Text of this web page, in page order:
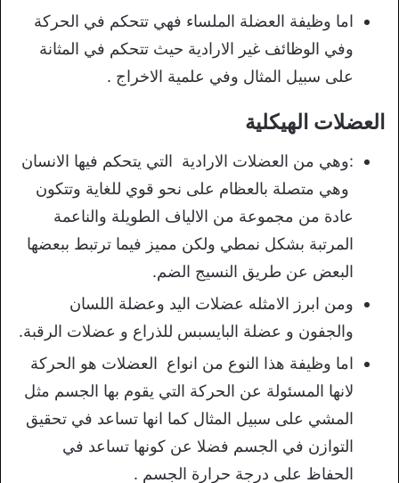
اما وظيفة العضلة الملساء فهي تتحكم في الحركة
وفي الوظائف غير الارادية حيث تتحكم في المثانة
على سبيل المثال وفي علمية الاخراج .
العضلات الهيكلية
:وهي من العضلات الارادية التي يتحكم فيها الانسان
وهي متصلة بالعظام على نحو قوي للغاية وتتكون
عادة من مجموعة من الالياف الطويلة والناعمة
المرتبة بشكل نمطي ولكن مميز فيما ترتبط ببعضها
البعض عن طريق النسيج الضم.
ومن ابرز الامثله عضلات اليد وعضلة اللسان
والجفون و عضلة البايسبس للذراع و عضلات الرقبة.
اما وظيفة هذا النوع من انواع العضلات هو الحركة
لانها المسئولة عن الحركة التي يقوم بها الجسم مثل
المشي على سبيل المثال كما انها تساعد في تحقيق
التوازن في الجسم فضلا عن كونها تساعد في
الحفاظ على درجة حرارة الجسم .